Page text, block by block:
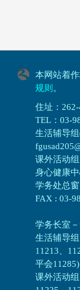
本网站着
规则 。
住址：
TEL：03-
生活辅导
课外活动
身心健康
学务处总
FAX : 03-
学务长室
生活辅导组
11213、
平会11285)
课外活动组